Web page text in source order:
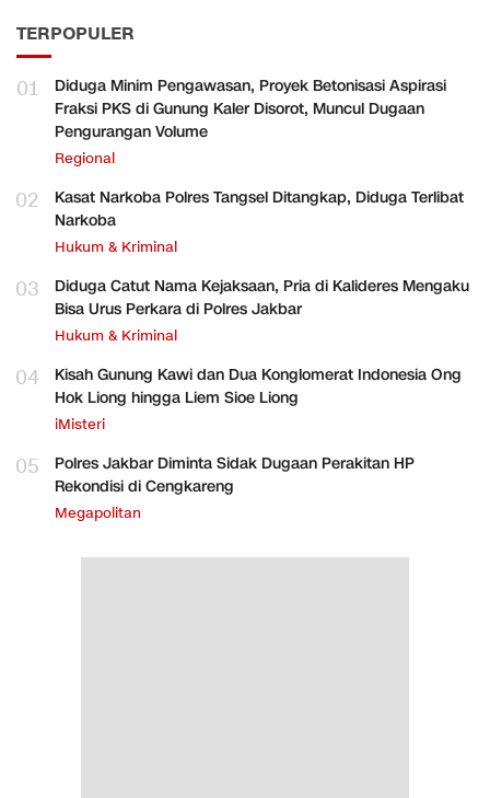
TERPOPULER
01
Diduga Minim Pengawasan, Proyek Betonisasi Aspirasi
Fraksi PKS di Gunung Kaler Disorot, Muncul Dugaan
Pengurangan Volume
Regional
02
Kasat Narkoba Polres Tangsel Ditangkap, Diduga Terlibat
Narkoba
Hukum & Kriminal
03
Diduga Catut Nama Kejaksaan, Pria di Kalideres Mengaku
Bisa Urus Perkara di Polres Jakbar
Hukum & Kriminal
04
Kisah Gunung Kawi dan Dua Konglomerat Indonesia Ong
Hok Liong hingga Liem Sioe Liong
iMisteri
05
Polres Jakbar Diminta Sidak Dugaan Perakitan HP
Rekondisi di Cengkareng
Megapolitan